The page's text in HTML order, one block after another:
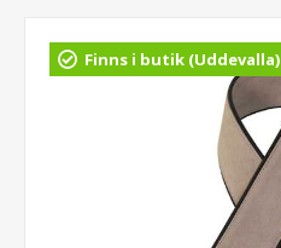
Finns i butik (Uddevalla)